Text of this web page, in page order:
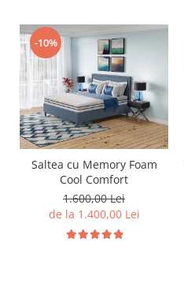
-10%
Saltea cu Memory Foam
Cool Comfort
1.600,00 Lei
de la 1.400,00 Lei